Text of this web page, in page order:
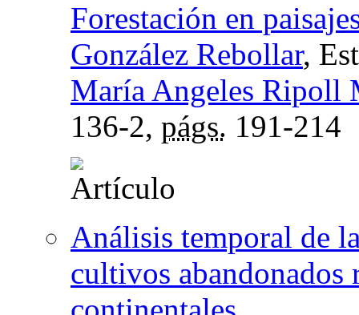
Forestación en
González Rebollar,
María Angeles Ripoll
136-2, págs. 191-214
Análisis temporal de
cultivos abandonados